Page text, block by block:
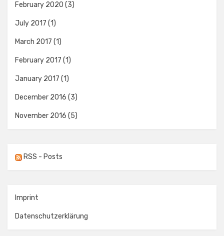
February 2020 (3)
July 2017 (1)
March 2017 (1)
February 2017 (1)
January 2017 (1)
December 2016 (3)
November 2016 (5)
RSS - Posts
Imprint
Datenschutzerklärung